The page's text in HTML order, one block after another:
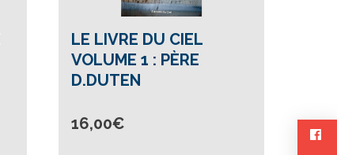
LE LIVRE DU CIEL
VOLUME 1 : PÈRE
D.DUTEN
16,00€